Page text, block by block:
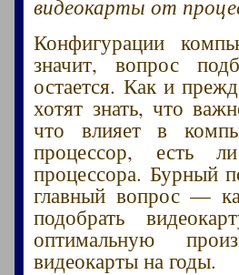
видеокарты от
Конфигурации
значит, вопрос
остается. Как и
хотят знать, что
что влияет в
процессор, есть
процессора. Бурный
главный вопрос —
подобрать
оптимальную
видеокарты на годы.